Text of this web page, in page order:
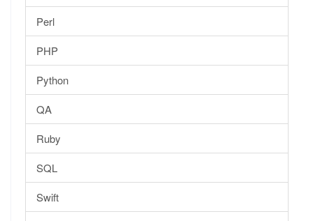
Perl
PHP
Python
QA
Ruby
SQL
Swift